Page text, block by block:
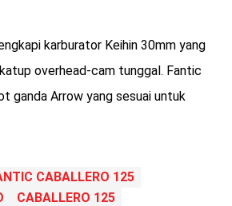
karburator Keihin 30mm yang
overhead-cam tunggal. Fantic
ganda Arrow yang sesuai untuk
CABALLERO 125
CABALLERO 125